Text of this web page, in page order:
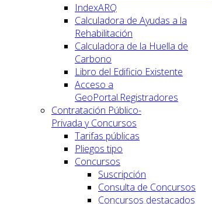
IndexARQ
Calculadora de Ayudas a la
Rehabilitación
Calculadora de la Huella de
Carbono
Libro del Edificio Existente
Acceso a
GeoPortal.Registradores
Contratación Público-
Privada y Concursos
Tarifas públicas
Pliegos tipo
Concursos
Suscripción
Consulta de Concursos
Concursos destacados